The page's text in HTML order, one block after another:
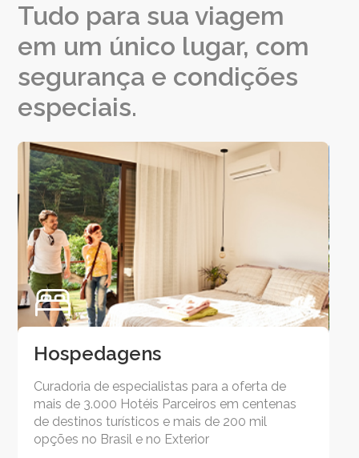
Tudo para sua viagem
em um único lugar, com
segurança e condições
especiais.
Hospedagens
Curadoria de especialistas para a oferta de
mais de 3.000 Hotéis Parceiros em centenas
de destinos turísticos e mais de 200 mil
opções no Brasil e no Exterior